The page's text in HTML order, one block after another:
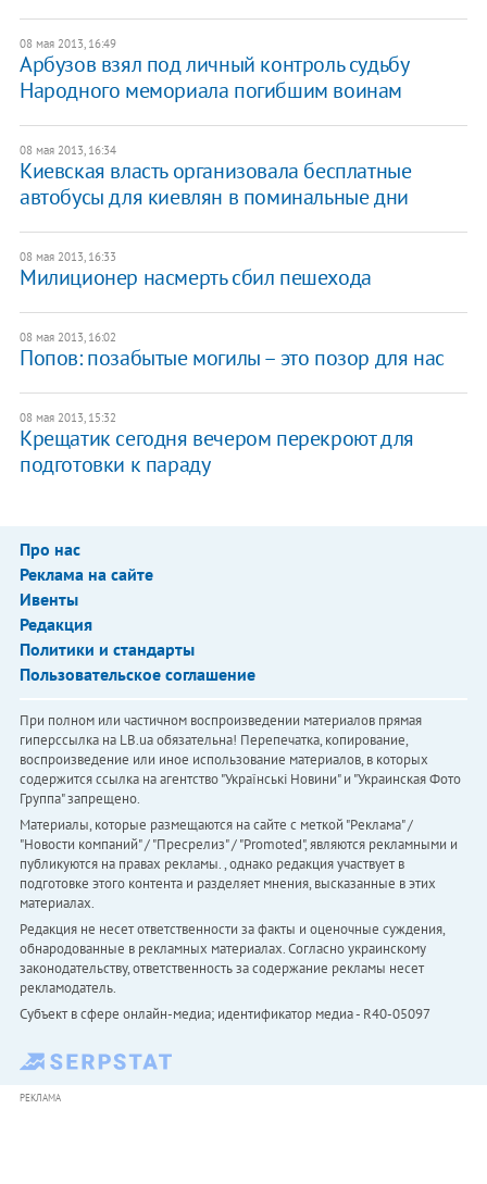
08 мая 2013, 16:49
Арбузов взял под личный контроль судьбу
Народного мемориала погибшим воинам
08 мая 2013, 16:34
Киевская власть организовала бесплатные
автобусы для киевлян в поминальные дни
08 мая 2013, 16:33
Милиционер насмерть сбил пешехода
08 мая 2013, 16:02
Попов: позабытые могилы – это позор для нас
08 мая 2013, 15:32
Крещатик сегодня вечером перекроют для
подготовки к параду
Про нас
Реклама на сайте
Ивенты
Редакция
Политики и стандарты
Пользовательское соглашение
При полном или частичном воспроизведении материалов прямая
гиперссылка на LB.ua обязательна! Перепечатка, копирование,
воспроизведение или иное использование материалов, в которых
содержится ссылка на агентство "Українськi Новини" и "Украинская Фото
Группа" запрещено.
Материалы, которые размещаются на сайте с меткой "Реклама" /
"Новости компаний" / "Пресрелиз" / "Promoted", являются рекламными и
публикуются на правах рекламы. , однако редакция участвует в
подготовке этого контента и разделяет мнения, высказанные в этих
материалах.
Редакция не несет ответственности за факты и оценочные суждения,
обнародованные в рекламных материалах. Согласно украинскому
законодательству, ответственность за содержание рекламы несет
рекламодатель.
Субъект в сфере онлайн-медиа; идентификатор медиа - R40-05097
РЕКЛАМА